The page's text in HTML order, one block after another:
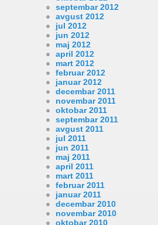
septembar 2012
avgust 2012
jul 2012
jun 2012
maj 2012
april 2012
mart 2012
februar 2012
januar 2012
decembar 2011
novembar 2011
oktobar 2011
septembar 2011
avgust 2011
jul 2011
jun 2011
maj 2011
april 2011
mart 2011
februar 2011
januar 2011
decembar 2010
novembar 2010
oktobar 2010